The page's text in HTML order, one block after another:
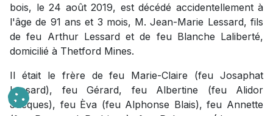
bois, le 24 août 2019, est décédé accidentellement à
l'âge de 91 ans et 3 mois, M. Jean-Marie Lessard, fils
de feu Arthur Lessard et de feu Blanche Laliberté,
domicilié à Thetford Mines.
Il était le frère de feu Marie-Claire (feu Josaphat
Lessard), feu Gérard, feu Albertine (feu Alidor
Jacques), feu Èva (feu Alphonse Blais), feu Annette